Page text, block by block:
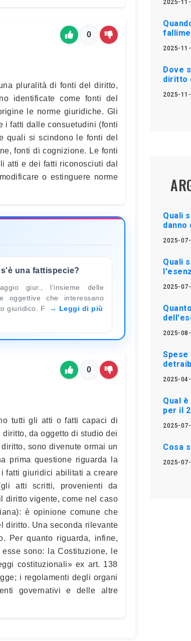
0
pluralità di fonti del diritto,
identificate come fonti del
le norme giuridiche. Gli
i fatti dalle consuetudini (fonti
quali si scindono le fonti del
fonti di cognizione. Le fonti
atti e dei fatti riconosciuti dal
o estinguere norme
una fattispecie?
giur., l’insieme delle
oggettive che interessano
giuridico. F
Leggi di più
0
tutti gli atti o fatti capaci di
da oggetto di studio dei
sono divenute ormai un
prima questione riguarda la
fatti giuridici abilitati a creare
atti scritti, provenienti da
diritto vigente, come nel caso
è opinione comune che
diritto. Una seconda rilevante
Per quanto riguarda, infine,
sono: la Costituzione, le
costituzionali» ex art. 138
i regolamenti degli organi
governativi e delle altre
2025-
2025-
Dove
diritto
2025-
Quali
danno
2025-
Quali
2025-
2025-
Spese
2025-
Qual
per il
2025-
Cosa
2025-